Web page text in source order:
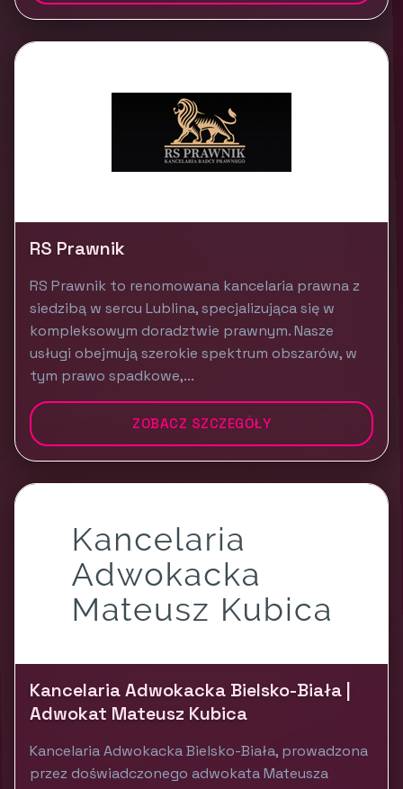
RS Prawnik
RS Prawnik to renomowana kancelaria prawna z
siedzibą w sercu Lublina, specjalizująca się w
kompleksowym doradztwie prawnym. Nasze
usługi obejmują szerokie spektrum obszarów, w
tym prawo spadkowe,...
ZOBACZ SZCZEGÓŁY
Kancelaria Adwokacka Bielsko-Biała |
Adwokat Mateusz Kubica
Kancelaria Adwokacka Bielsko-Biała, prowadzona
przez doświadczonego adwokata Mateusza